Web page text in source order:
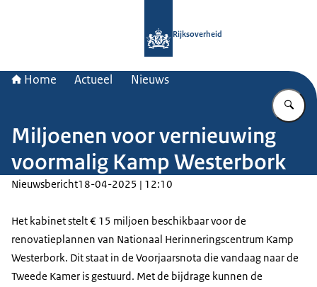
Rijksoverheid
Home Actueel Nieuws
Miljoenen voor vernieuwing
voormalig Kamp Westerbork
Nieuwsbericht18-04-2025 | 12:10
Het kabinet stelt € 15 miljoen beschikbaar voor de
renovatieplannen van Nationaal Herinneringscentrum Kamp
Westerbork. Dit staat in de Voorjaarsnota die vandaag naar de
Tweede Kamer is gestuurd. Met de bijdrage kunnen de